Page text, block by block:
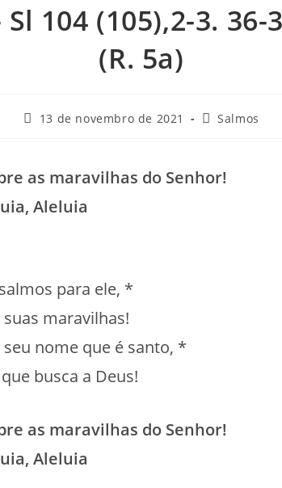
104 (105),2-3. 36-
(R. 5a)
Post13 de novembro de 2021
Categoria
Salmos
as maravilhas do Senhor!
Aleluia
para ele, *
maravilhas!
nome que é santo, *
busca a Deus!
as maravilhas do Senhor!
Aleluia